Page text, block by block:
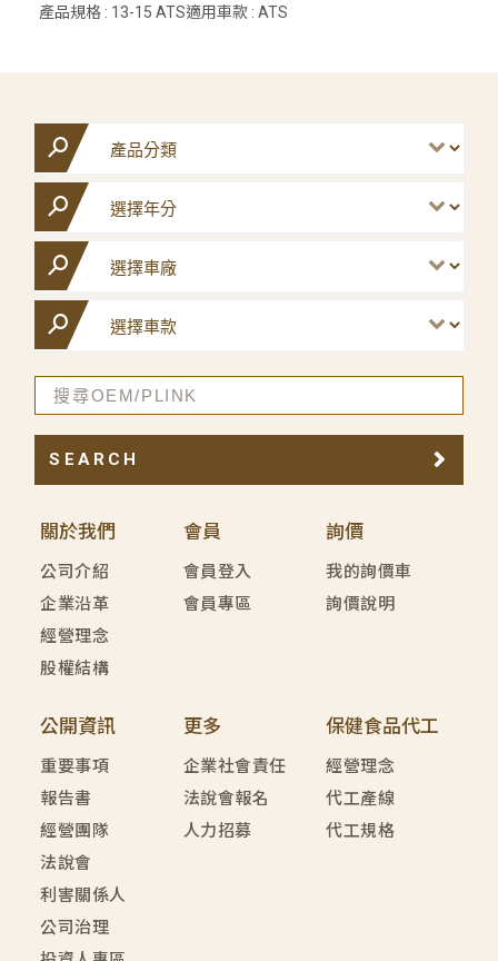
產品規格 : 13-15 ATS適用車款 : ATS
關於我們
公司介紹
企業沿革
經營理念
股權結構
會員
會員登入
會員專區
詢價
我的詢價車
詢價說明
公開資訊
重要事項
報告書
經營團隊
法說會
利害關係人
公司治理
更多
企業社會責任
法說會報名
人力招募
保健食品代工
經營理念
代工產線
代工規格
SEARCH